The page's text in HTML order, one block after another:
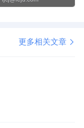
更多相关文章